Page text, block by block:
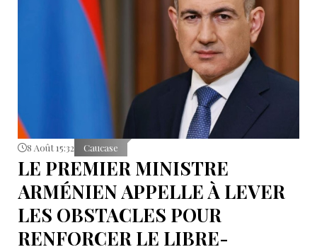
8 Août 15:32 Caucase
LE PREMIER MINISTRE
ARMÉNIEN APPELLE À LEVER
LES OBSTACLES POUR
RENFORCER LE LIBRE-